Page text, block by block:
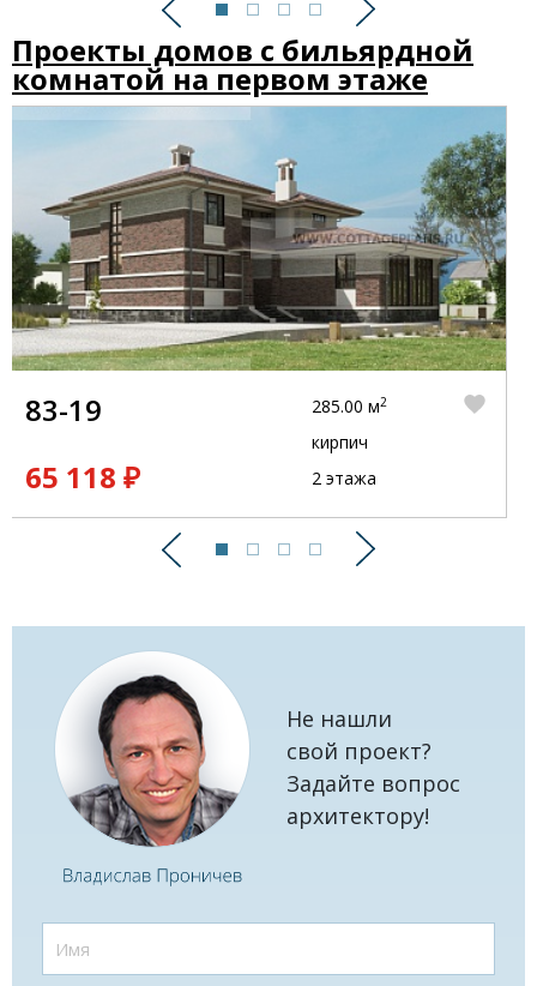
Предыдущий Следующий
Проекты домов с бильярдной
комнатой на первом этаже
Предыдущий Следующий
83-19
65 118 ₽
285.00 м2
кирпич
2 этажа
Не нашли
свой проект?
Задайте вопрос
архитектору!